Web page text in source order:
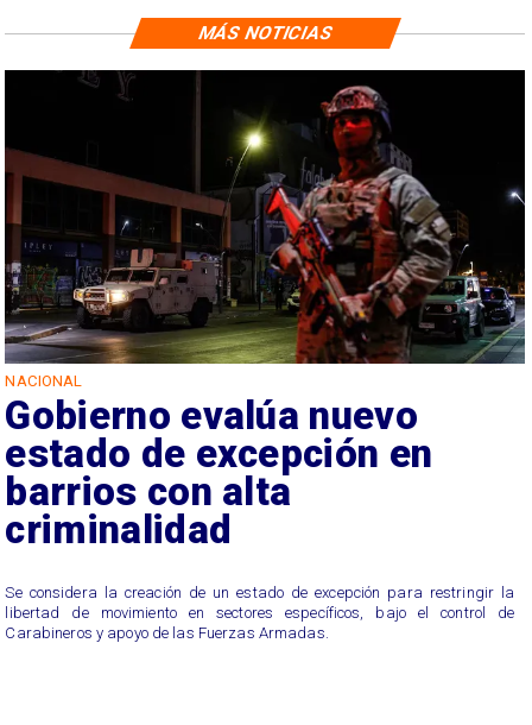
NACIONAL
Gobierno evalúa nuevo
estado de excepción en
barrios con alta
criminalidad
Se considera la creación de un estado de excepción para restringir la
libertad de movimiento en sectores específicos, bajo el control de
Carabineros y apoyo de las Fuerzas Armadas.
MÁS NOTICIAS